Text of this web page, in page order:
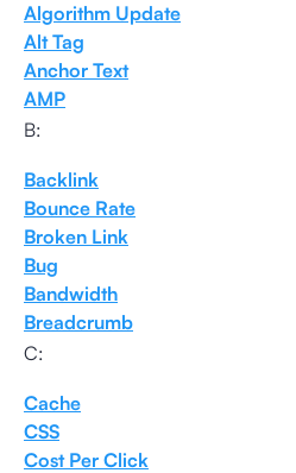
Algorithm Update
Alt Tag
Anchor Text
AMP
B:
Backlink
Bounce Rate
Broken Link
Bug
Bandwidth
Breadcrumb
C:
Cache
CSS
Cost Per Click